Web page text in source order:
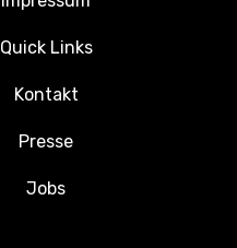
Quick Links
Kontakt
Presse
Jobs